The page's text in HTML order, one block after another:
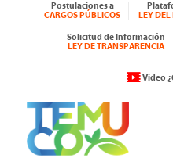
Postulaciones a
CARGOS PÚBLICOS
LEY
Solicitud de Información
LEY DE TRANSPARENCIA
Video